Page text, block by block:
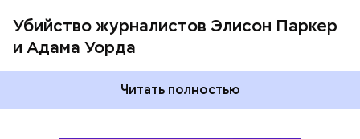
Убийство журналистов Элисон Паркер
и Адама Уорда
Читать полностью